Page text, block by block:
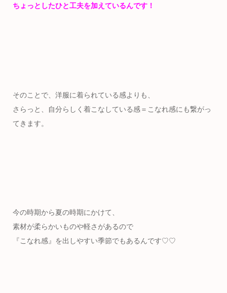
ちょっとしたひと工夫を加えているんです！
そのことで、洋服に着られている感よりも、
さらっと、自分らしく着こなしている感＝こなれ感にも繋がっ
てきます。
今の時期から夏の時期にかけて、
素材が柔らかいものや軽さがあるので
『こなれ感』を出しやすい季節でもあるんです♡♡